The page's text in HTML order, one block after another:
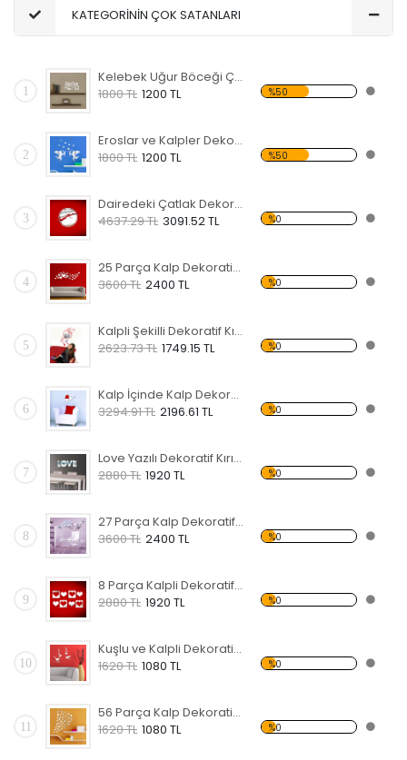
KATEGORİNİN ÇOK SATANLARI
1
Kelebek Uğur Böceği Çiçek ve Kalpli Dekoratif Kırılmaz Ayna
1800 TL 1200 TL %50
2
Eroslar ve Kalpler Dekoratif Kırılmaz Ayna
1800 TL 1200 TL %50
3
Dairedeki Çatlak Dekoratif Kırılmaz Ayna
4637.29 TL 3091.52 TL %0
4
25 Parça Kalp Dekoratif Kırılmaz Ayna
3600 TL 2400 TL %0
5
Kalpli Şekilli Dekoratif Kırılmaz Ayna
2623.73 TL 1749.15 TL %0
6
Kalp İçinde Kalp Dekoratif Kırılmaz Ayna
3294.91 TL 2196.61 TL %0
7
Love Yazılı Dekoratif Kırılmaz Ayna
2880 TL 1920 TL %0
8
27 Parça Kalp Dekoratif Kırılmaz Ayna
3600 TL 2400 TL %0
9
8 Parça Kalpli Dekoratif Kırılmaz Ayna
2880 TL 1920 TL %0
10
Kuşlu ve Kalpli Dekoratif Kırılmaz Ayna
1620 TL 1080 TL %0
11
56 Parça Kalp Dekoratif Kırılmaz Ayna
1620 TL 1080 TL %0